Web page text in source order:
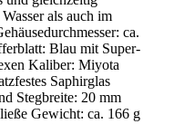
als auch im
ca.
Blau mit Super-
Kaliber: Miyota
Saphirglas
Stegbreite: 20 mm
Gewicht: ca. 166 g